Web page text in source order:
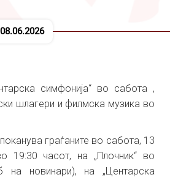
08.06.2026
симфонија“ во сабота ,
шлагери и филмска музика во
граѓаните во сабота, 13
19:30 часот, на „Плочник“ во
на новинари), на „Центарска